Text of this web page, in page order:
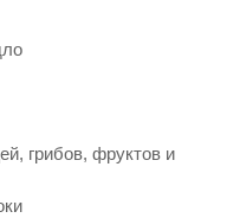
грибов, фруктов и